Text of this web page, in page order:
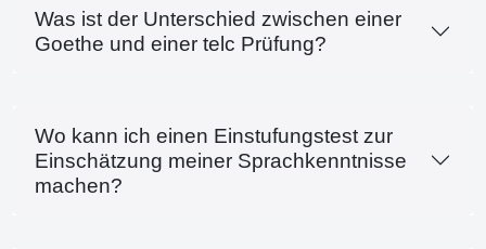
Was ist der Unterschied zwischen einer
Goethe und einer telc Prüfung?
Wo kann ich einen Einstufungstest zur
Einschätzung meiner Sprachkenntnisse
machen?